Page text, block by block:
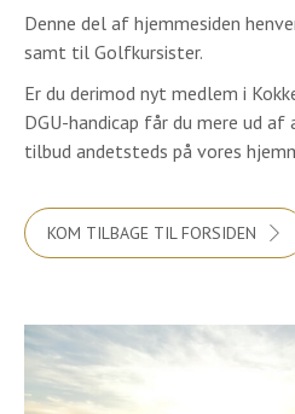
Denne del af hjemmesiden
samt til Golfkursister.
Er du derimod nyt medlem i
DGU-handicap får du mere ud
tilbud andetsteds på vores
KOM TILBAGE TIL FORSIDEN